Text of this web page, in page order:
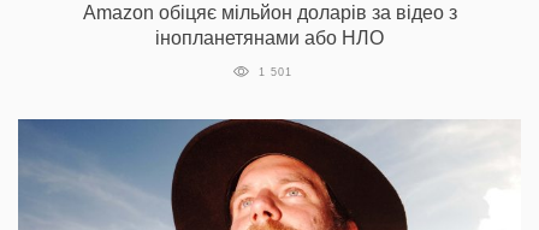
Amazon обіцяє мільйон доларів за відео з
інопланетянами або НЛО
1 501